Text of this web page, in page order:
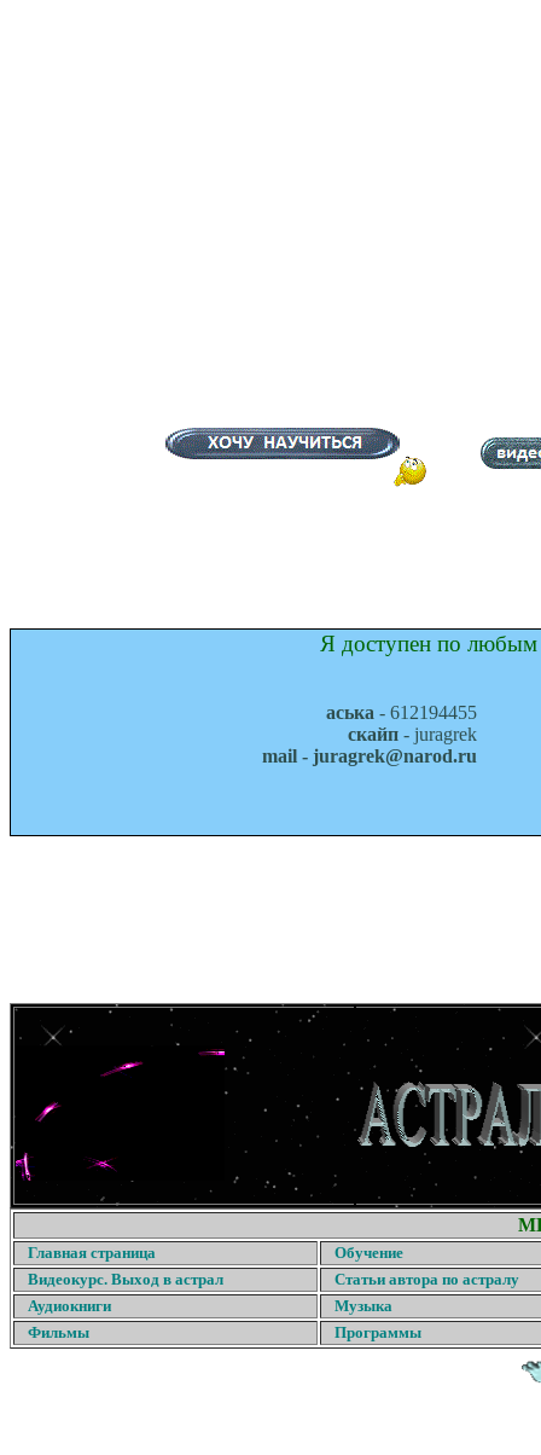
Я доступен по любым
аська - 612194455
скайп - juragrek
mail - juragrek@narod.ru
Главная страница
Обучение
Видеокурс. Выход в астрал
Статьи автора по астралу
Аудиокниги
Музыка
Фильмы
Программы